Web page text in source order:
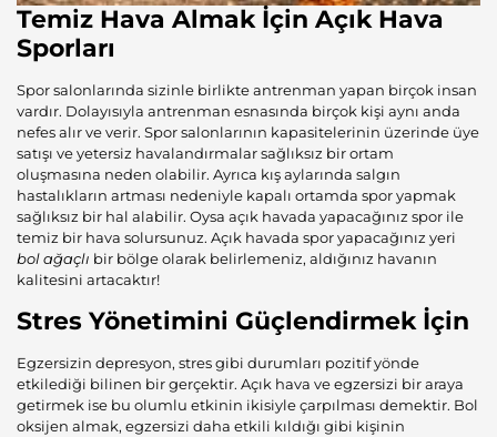
Temiz Hava Almak İçin Açık Hava
Sporları
Spor salonlarında sizinle birlikte antrenman yapan birçok insan
vardır. Dolayısıyla antrenman esnasında birçok kişi aynı anda
nefes alır ve verir. Spor salonlarının kapasitelerinin üzerinde üye
satışı ve yetersiz havalandırmalar sağlıksız bir ortam
oluşmasına neden olabilir. Ayrıca kış aylarında salgın
hastalıkların artması nedeniyle kapalı ortamda spor yapmak
sağlıksız bir hal alabilir. Oysa açık havada yapacağınız spor ile
temiz bir hava solursunuz. Açık havada spor yapacağınız yeri
bol ağaçlı bir bölge olarak belirlemeniz, aldığınız havanın
kalitesini artacaktır!
Stres Yönetimini Güçlendirmek İçin
Egzersizin depresyon, stres gibi durumları pozitif yönde
etkilediği bilinen bir gerçektir. Açık hava ve egzersizi bir araya
getirmek ise bu olumlu etkinin ikisiyle çarpılması demektir. Bol
oksijen almak, egzersizi daha etkili kıldığı gibi kişinin